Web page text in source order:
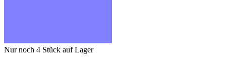
Nur noch 4 Stück auf Lager